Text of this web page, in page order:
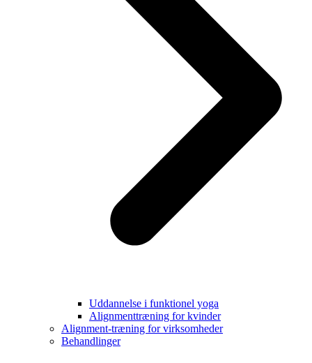
Uddannelse i funktionel yoga
Alignmenttræning for kvinder
Alignment-træning for virksomheder
Behandlinger